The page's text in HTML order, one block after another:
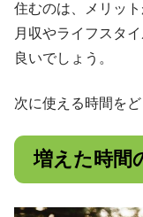
住むのは、メリット
月収やライフスタ
良いでしょう。
次に使える時間を
増えた時間